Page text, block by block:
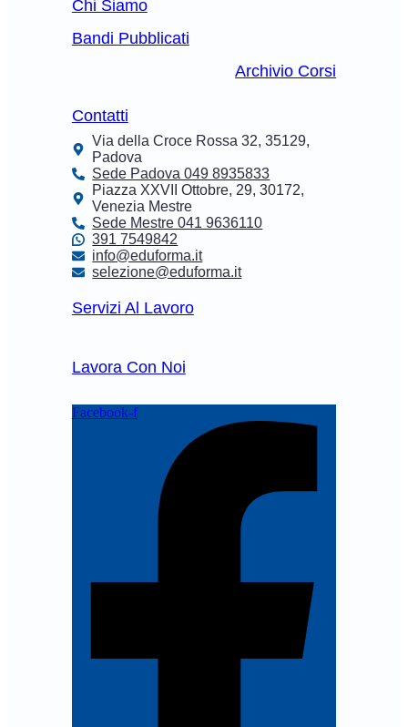
Chi Siamo
Bandi Pubblicati
Archivio Corsi
Contatti
Via della Croce Rossa 32, 35129,
Padova
Sede Padova 049 8935833
Piazza XXVII Ottobre, 29, 30172,
Venezia Mestre
Sede Mestre 041 9636110
391 7549842
info@eduforma.it
selezione@eduforma.it
Servizi Al Lavoro
Lavora Con Noi
Facebook-f